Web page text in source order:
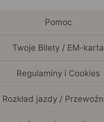
Pomoc
Twoje Bilety / EM-karta
Regulaminy i Cookies
Rozkład jazdy /